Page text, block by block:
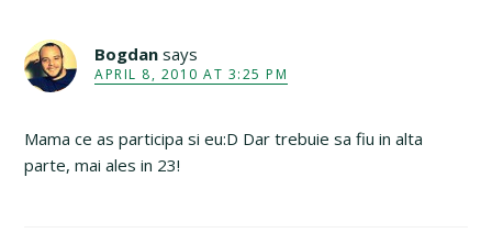
Bogdan says
APRIL 8, 2010 AT 3:25 PM
Mama ce as participa si eu:D Dar trebuie sa fiu in alta
parte, mai ales in 23!